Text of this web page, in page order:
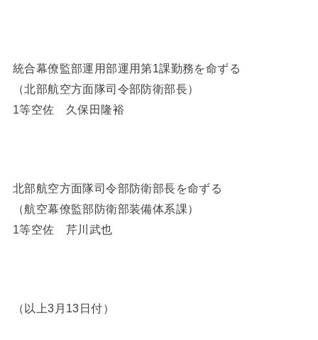
統合幕僚監部運用部運用第1課勤務を命ずる
（北部航空方面隊司令部防衛部長）
1等空佐 久保田隆裕
北部航空方面隊司令部防衛部長を命ずる
（航空幕僚監部防衛部装備体系課）
1等空佐 芹川武也
（以上3月13日付）